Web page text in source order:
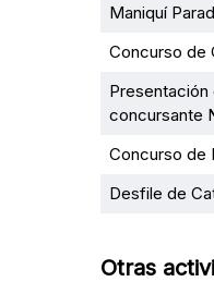
Maniquí
Concurso de
concursante
Concurso de
Desfile de
Otras